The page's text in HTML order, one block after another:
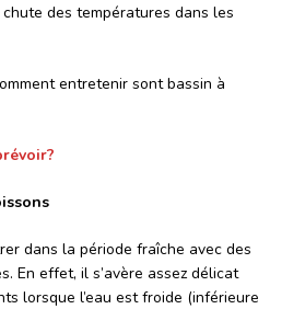
des températures dans les
entretenir sont bassin à
dans la période fraîche avec des
En effet, il s’avère assez délicat
lorsque l’eau est froide (inférieure